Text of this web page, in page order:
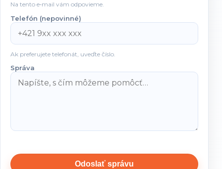
Na tento e‑mail vám odpovieme.
Telefón (nepovinné)
Ak preferujete telefonát, uveďte číslo.
Správa
Odoslať správu